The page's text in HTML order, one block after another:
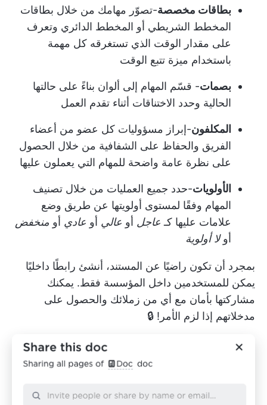
بطاقات مخصصة-تصوّر مهامك من خلال بطاقات
المخطط الشريطي أو المخطط الدائري وتعرف
على مقدار الوقت الذي تستغرقه كل مهمة
باستخدام ميزة تتبع الوقت
بصمات- قسّم المهام إلى ألوان بناءً على حالتها
الحالية وحدد الاختناقات أثناء تقدم العمل
المكلفون-إبراز مسؤوليات كل عضو من أعضاء
الفريق والحفاظ على الشفافية من خلال الحصول
على نظرة عامة واضحة للمهام التي يعملون عليها
الأولويات-حدد جميع العمليات من خلال تصنيف
المهام وفقًا لمستوى أولويتها عن طريق وضع
علامات عليها كـ عاجل أو عالي أو عادي أو منخفض
أولا أولوية
بمجرد أن تكون راضيًا عن المستند، أنشئ رابطًا داخليًا
يمكن للمستخدمين داخل المؤسسة فقط. يمكنك
مشاركتها بأمان مع أي من زملائك والحصول على
مدخلاتهم إذا لزم الأمر! 🔒